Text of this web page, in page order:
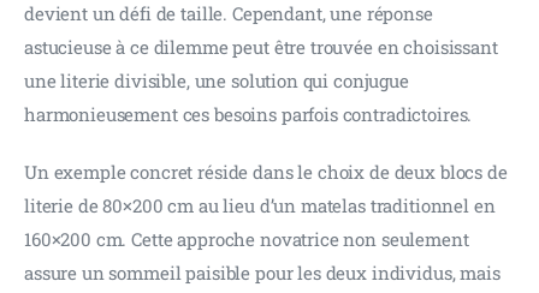
devient un défi de taille. Cependant, une réponse
astucieuse à ce dilemme peut être trouvée en choisissant
une literie divisible, une solution qui conjugue
harmonieusement ces besoins parfois contradictoires.
Un exemple concret réside dans le choix de deux blocs de
literie de 80×200 cm au lieu d’un matelas traditionnel en
160×200 cm. Cette approche novatrice non seulement
assure un sommeil paisible pour les deux individus, mais